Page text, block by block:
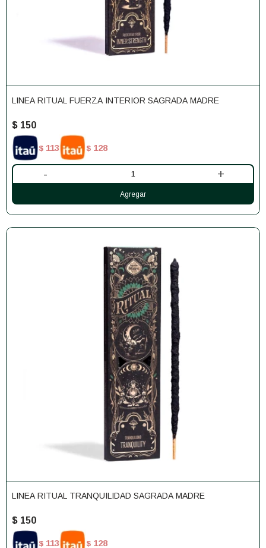
LINEA RITUAL FUERZA INTERIOR SAGRADA MADRE
$ 150
$ 113 $ 128
- +
LINEA RITUAL TRANQUILIDAD SAGRADA MADRE
$ 150
$ 113 $ 128